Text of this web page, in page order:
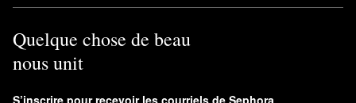
Quelque chose de beau
nous unit
S’inscrire pour recevoir les courriels de Sephora